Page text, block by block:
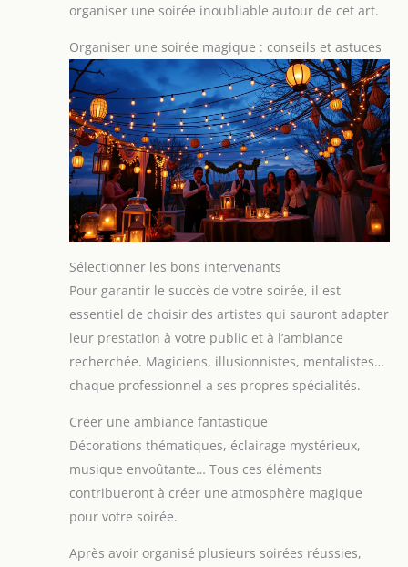
organiser une soirée inoubliable autour de cet art.
Organiser une soirée magique : conseils et astuces
Sélectionner les bons intervenants
Pour garantir le succès de votre soirée, il est
essentiel de choisir des artistes qui sauront adapter
leur prestation à votre public et à l’ambiance
recherchée. Magiciens, illusionnistes, mentalistes…
chaque professionnel a ses propres spécialités.
Créer une ambiance fantastique
Décorations thématiques, éclairage mystérieux,
musique envoûtante… Tous ces éléments
contribueront à créer une atmosphère magique
pour votre soirée.
Après avoir organisé plusieurs soirées réussies,